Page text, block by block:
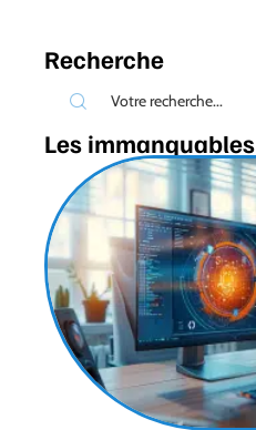
Recherche
Les immanquables